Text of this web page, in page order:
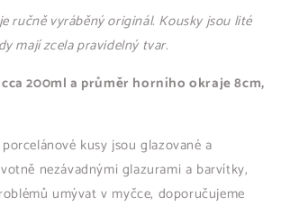
ručně vyráběný originál. Kousky jsou lité
mají zcela pravidelný tvar.
200ml a průměr horního okraje 8cm,
kusy jsou glazované a
nezávadnými glazurami a barvítky,
umývat v myčce, doporučujeme